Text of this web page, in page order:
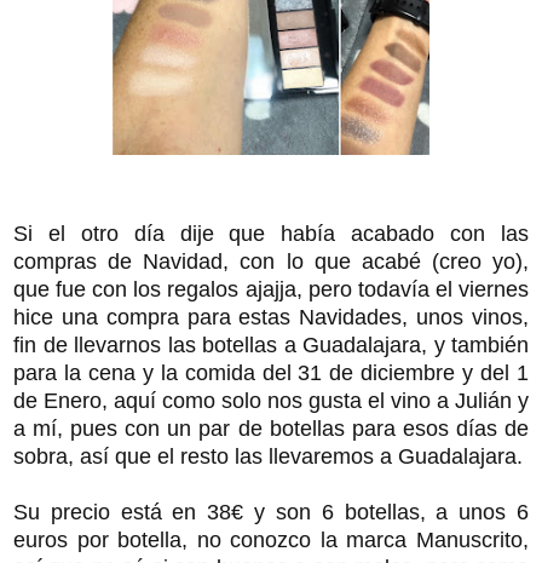
Si el otro día dije que había acabado con las
compras de Navidad, con lo que acabé (creo yo),
que fue con los regalos ajajja, pero todavía el viernes
hice una compra para estas Navidades, unos vinos,
fin de llevarnos las botellas a Guadalajara, y también
para la cena y la comida del 31 de diciembre y del 1
de Enero, aquí como solo nos gusta el vino a Julián y
a mí, pues con un par de botellas para esos días de
sobra, así que el resto las llevaremos a Guadalajara.
Su precio está en 38€ y son 6 botellas, a unos 6
euros por botella, no conozco la marca Manuscrito,